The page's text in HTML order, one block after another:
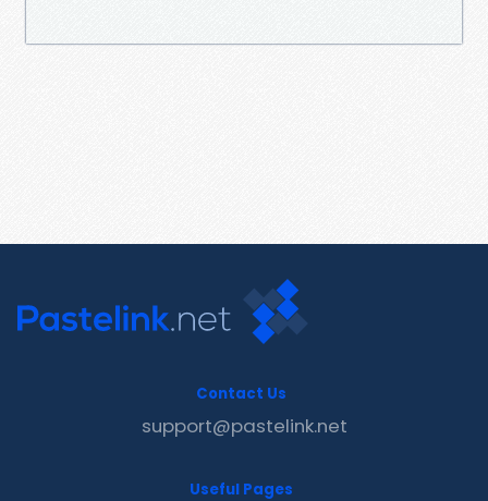
Contact Us
support@pastelink.net
Useful Pages